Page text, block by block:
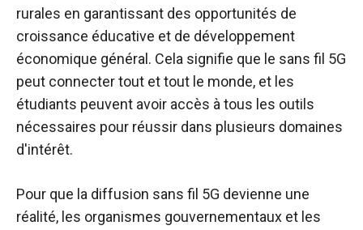
rurales en garantissant des opportunités de
croissance éducative et de développement
économique général. Cela signifie que le sans fil 5G
peut connecter tout et tout le monde, et les
étudiants peuvent avoir accès à tous les outils
nécessaires pour réussir dans plusieurs domaines
d'intérêt.
Pour que la diffusion sans fil 5G devienne une
réalité, les organismes gouvernementaux et les